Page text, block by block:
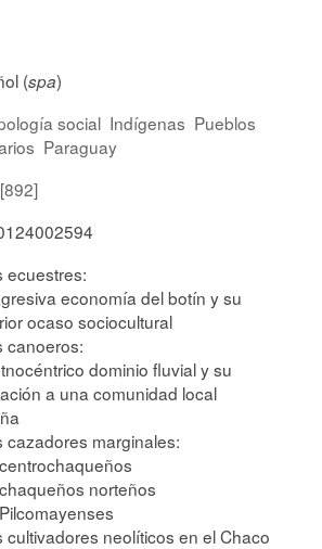
(spa)
social Indígenas Pueblos
Paraguay
ecuestres:
economía del botín y su
ocaso sociocultural
canoeros:
dominio fluvial y su
a una comunidad local
cazadores marginales:
norteños
cultivadores neolíticos en el Chaco